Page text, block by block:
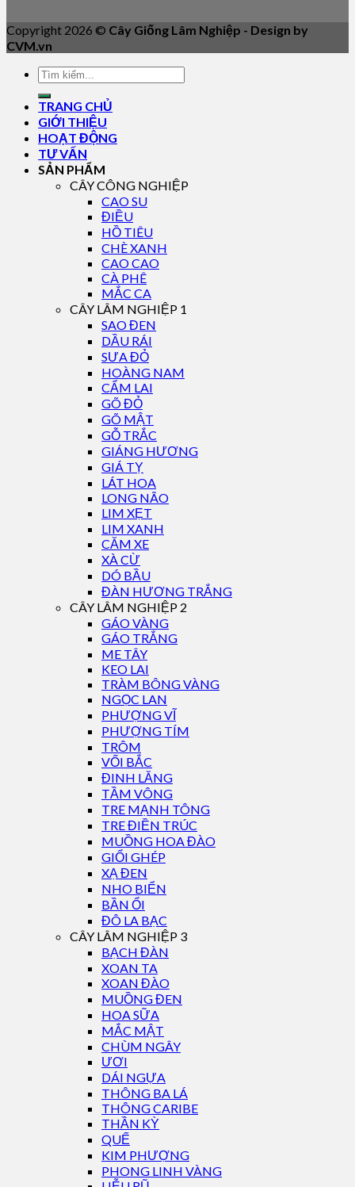
Copyright 2026 © Cây Giống Lâm Nghiệp - Design by
CVM.vn
TRANG CHỦ
GIỚI THIỆU
HOẠT ĐỘNG
TƯ VẤN
SẢN PHẨM
CÂY CÔNG NGHIỆP
CAO SU
ĐIỀU
HỒ TIÊU
CHÈ XANH
CAO CAO
CÀ PHÊ
MẮC CA
CÂY LÂM NGHIỆP 1
SAO ĐEN
DẦU RÁI
SƯA ĐỎ
HOÀNG NAM
CẨM LAI
GÕ ĐỎ
GÕ MẬT
GỖ TRẮC
GIÁNG HƯƠNG
GIÁ TỴ
LÁT HOA
LONG NÃO
LIM XẸT
LIM XANH
CĂM XE
XÀ CỪ
DÓ BẦU
ĐÀN HƯƠNG TRẮNG
CÂY LÂM NGHIỆP 2
GÁO VÀNG
GÁO TRẮNG
ME TÂY
KEO LAI
TRÀM BÔNG VÀNG
NGỌC LAN
PHƯỢNG VĨ
PHƯỢNG TÍM
TRÔM
VỐI BẮC
ĐINH LĂNG
TẦM VÔNG
TRE MẠNH TÔNG
TRE ĐIỀN TRÚC
MUỒNG HOA ĐÀO
GIỔI GHÉP
XẠ ĐEN
NHO BIỂN
BẦN ỔI
ĐÔ LA BẠC
CÂY LÂM NGHIỆP 3
BẠCH ĐÀN
XOAN TA
XOAN ĐÀO
MUỒNG ĐEN
HOA SỮA
MẮC MẬT
CHÙM NGÂY
ƯƠI
DÁI NGỰA
THÔNG BA LÁ
THÔNG CARIBE
THẦN KỲ
QUẾ
KIM PHƯỢNG
PHONG LINH VÀNG